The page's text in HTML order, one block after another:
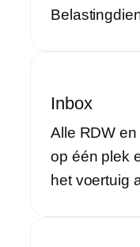
Inbox
Alle RDW
op één plek
het voertuig